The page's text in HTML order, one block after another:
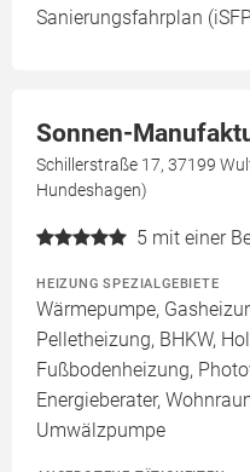
Sanierungsfahrplan
Sonnen-
Schillerstraße 17, 37199
Hundeshagen)
5 mit einer
HEIZUNG SPEZIALGEBIETE
Wärmepumpe,
Pelletheizung, BHKW,
Fußbodenheizung,
Energieberater,
Umwälzpumpe